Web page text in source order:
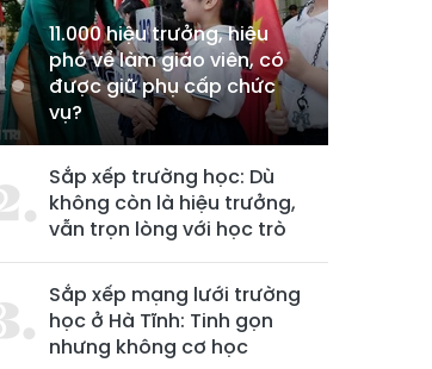
11.000 hiệu trưởng, hiệu
phó về làm giáo viên, có
được giữ phụ cấp chức
vụ?
Sắp xếp trường học: Dù
không còn là hiệu trưởng,
vẫn trọn lòng với học trò
Sắp xếp mạng lưới trường
học ở Hà Tĩnh: Tinh gọn
nhưng không cơ học